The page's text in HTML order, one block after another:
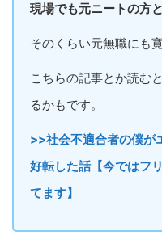
現場でも元ニートの方
そのくらい元無職にも寛
こちらの記事とか読む
るかもです。
>>社会不適合者の僕が
好転した話【今ではフ
てます】